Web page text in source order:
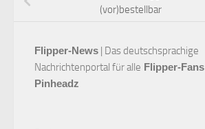
(vor)bestellbar
Flipper-News | Das deutschsprachige
Nachrichtenportal für alle Flipper-Fans
Pinheadz